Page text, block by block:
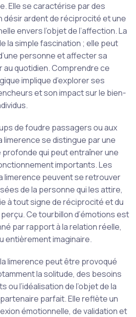
Elle se caractérise par des
désir ardent de réciprocité et une
envers l’objet de l’affection. La
la simple fascination ; elle peut
personne et affecter sa
quotidien. Comprendre ce
implique d’explorer ses
et son impact sur le bien-
de foudre passagers ou aux
limerence se distingue par une
qui peut entraîner une
importants. Les
limerence peuvent se retrouver
de la personne qui les attire,
à tout signe de réciprocité et du
Ce tourbillon d’émotions est
par rapport à la relation réelle,
entièrement imaginaire.
limerence peut être provoqué
la solitude, des besoins
l’idéalisation de l’objet de la
parfait. Elle reflète un
émotionnelle, de validation et